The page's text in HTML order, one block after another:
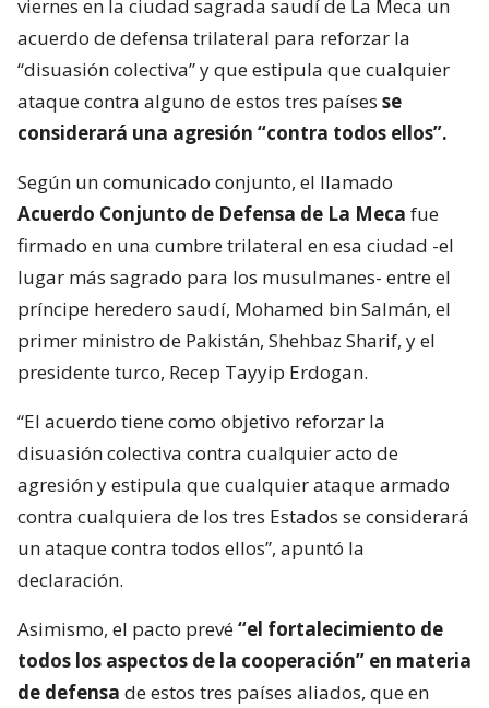
viernes en la ciudad sagrada saudí de La Meca un
acuerdo de defensa trilateral para reforzar la
“disuasión colectiva” y que estipula que cualquier
ataque contra alguno de estos tres países se
considerará una agresión “contra todos ellos”.
Según un comunicado conjunto, el llamado
Acuerdo Conjunto de Defensa de La Meca fue
firmado en una cumbre trilateral en esa ciudad -el
lugar más sagrado para los musulmanes- entre el
príncipe heredero saudí, Mohamed bin Salmán, el
primer ministro de Pakistán, Shehbaz Sharif, y el
presidente turco, Recep Tayyip Erdogan.
“El acuerdo tiene como objetivo reforzar la
disuasión colectiva contra cualquier acto de
agresión y estipula que cualquier ataque armado
contra cualquiera de los tres Estados se considerará
un ataque contra todos ellos”, apuntó la
declaración.
Asimismo, el pacto prevé“el fortalecimiento de
todos los aspectos de la cooperación” en materia
de defensa de estos tres países aliados, que en